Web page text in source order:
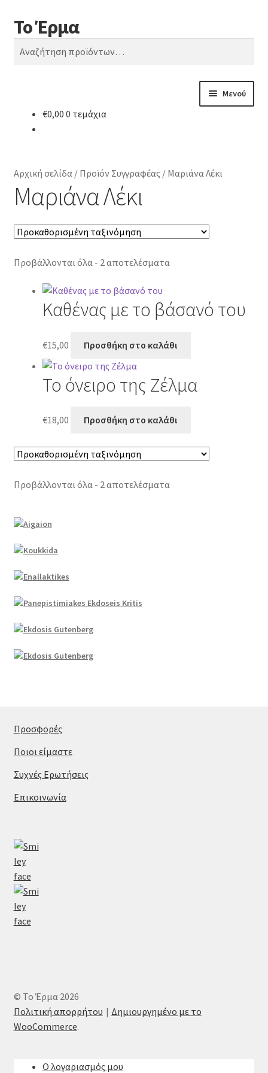
Απευθείας
μετάβαση
στην
Μετάβαση
σε
περιεχόμενο
Το Έρμα
Αναζήτηση
Αναζήτηση
Μενού
Κατηγορίες Βιβλίων
€0,00 0 τεμάχια
Αρχική σελίδα/ Προϊόν Συγγραφέας / Μαριάνα Λέκι
Μαριάνα Λέκι
Προβάλλονται όλα - 2 αποτελέσματα
Καθένας με το βάσανό του
€15,00 Προσθήκη στο καλάθι
Το όνειρο της Ζέλμα
€18,00 Προσθήκη στο καλάθι
Προβάλλονται όλα - 2 αποτελέσματα
Προσφορές
Ποιοι είμαστε
Συχνές Ερωτήσεις
Επικοινωνία
© Το Έρμα 2026
Πολιτική απορρήτου
Δημιουργημένο με το
WooCommerce.
Ο λογαριασμός μου